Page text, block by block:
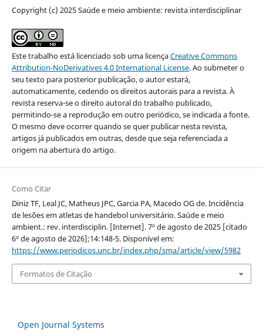
Copyright (c) 2025 Saúde e meio ambiente: revista interdisciplinar
Este trabalho está licenciado sob uma licençaCreative Commons
Attribution-NoDerivatives 4.0 International License. Ao submeter o
seu texto para posterior publicação, o autor estará,
automaticamente, cedendo os direitos autorais para a revista. À
revista reserva-se o direito autoral do trabalho publicado,
permitindo-se a reprodução em outro periódico, se indicada a fonte.
O mesmo deve ocorrer quando se quer publicar nesta revista,
artigos já publicados em outras, desde que seja referenciada a
origem na abertura do artigo.
Como Citar
Diniz TF, Leal JC, Matheus JPC, Garcia PA, Macedo OG de. Incidência
de lesões em atletas de handebol universitário. Saúde e meio
ambient.: rev. interdisciplin. [Internet]. 7º de agosto de 2025 [citado
6º de agosto de 2026];14:148-5. Disponível em:
https://www.periodicos.unc.br/index.php/sma/article/view/5982
Formatos de Citação
Open Journal Systems